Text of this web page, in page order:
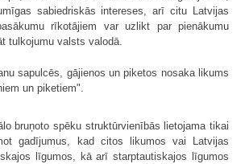
sabiedriskās intereses, arī citu Latvijas
rīkotājiem var uzlikt par pienākumu
tulkojumu valsts valodā.
sapulcēs, gājienos un piketos nosaka likums
un piketiem".
bruņoto spēku struktūrvienībās lietojama tikai
gadījumus, kad citos likumos vai Latvijas
līgumos, kā arī starptautiskajos līgumos